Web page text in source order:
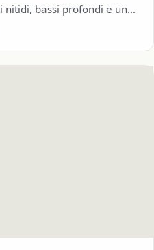
nitidi, bassi profondi e una